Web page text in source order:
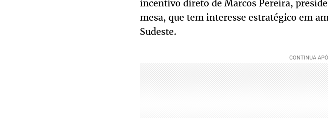
incentivo direto de Marcos Pereira,
mesa, que tem interesse estratégico em
Sudeste.